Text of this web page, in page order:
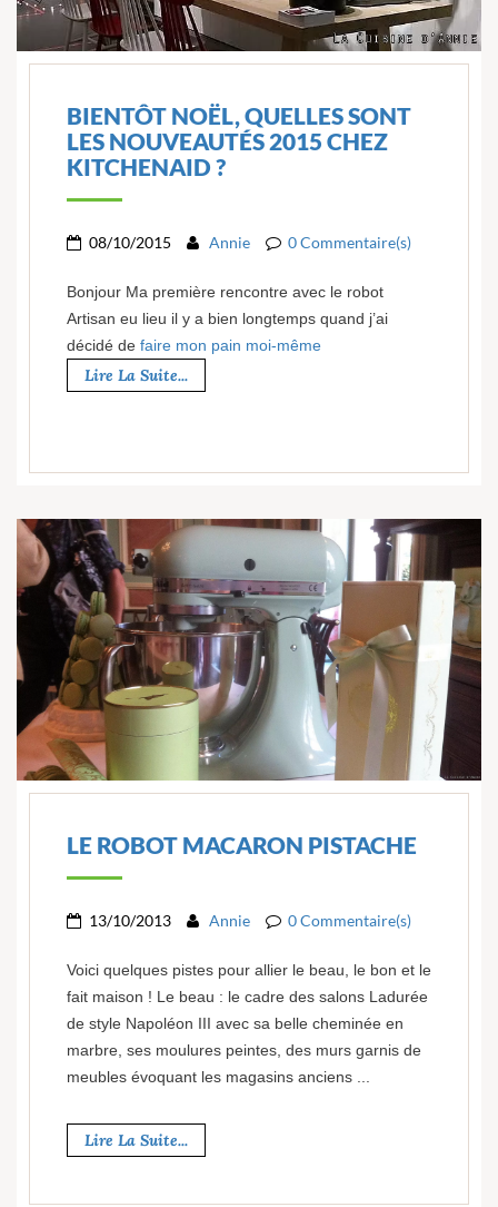
BIENTÔT NOËL, QUELLES SONT
LES NOUVEAUTÉS 2015 CHEZ
KITCHENAID ?
08/10/2015 Annie 0 Commentaire(s)
Bonjour Ma première rencontre avec le robot
Artisan eu lieu il y a bien longtemps quand j’ai
décidé de faire mon pain moi-même
Lire La Suite...
LE ROBOT MACARON PISTACHE
13/10/2013 Annie 0 Commentaire(s)
Voici quelques pistes pour allier le beau, le bon et le
fait maison ! Le beau : le cadre des salons Ladurée
de style Napoléon III avec sa belle cheminée en
marbre, ses moulures peintes, des murs garnis de
meubles évoquant les magasins anciens ...
Lire La Suite...